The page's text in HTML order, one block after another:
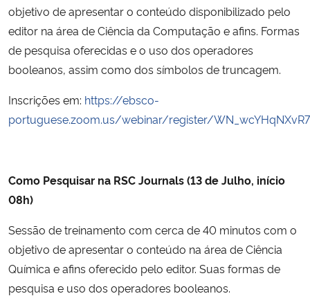
objetivo de apresentar o conteúdo disponibilizado pelo
editor na área de Ciência da Computação e afins. Formas
de pesquisa oferecidas e o uso dos operadores
booleanos, assim como dos símbolos de truncagem.
Inscrições em: https://ebsco-
portuguese.zoom.us/webinar/register/
Como Pesquisar na RSC Journals (13 de Julho, início
08h)
Sessão de treinamento com cerca de 40 minutos com o
objetivo de apresentar o conteúdo na área de Ciência
Química e afins oferecido pelo editor. Suas formas de
pesquisa e uso dos operadores booleanos.